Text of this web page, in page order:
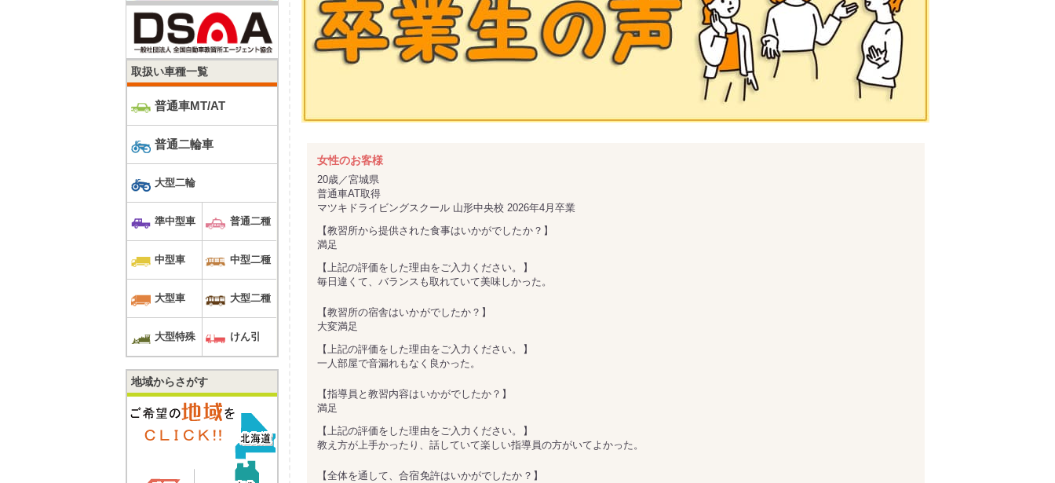
女性のお客様
20歳／宮城県
普通車AT取得
マツキドライビングスクール 山形中央校 2026年4月卒業
【教習所から提供された食事はいかがでしたか？】
満足
【上記の評価をした理由をご入力ください。】
毎日違くて、バランスも取れていて美味しかった。
【教習所の宿舎はいかがでしたか？】
大変満足
【上記の評価をした理由をご入力ください。】
一人部屋で音漏れもなく良かった。
【指導員と教習内容はいかがでしたか？】
満足
【上記の評価をした理由をご入力ください。】
教え方が上手かったり、話していて楽しい指導員の方がいてよかった。
【全体を通して、合宿免許はいかがでしたか？】
取扱い車種一覧
普通車MT/AT
普通二輪車
大型二輪
準中型車 普通二種
中型車 中型二種
大型車 大型二種
大型特殊 けん引
地域からさがす